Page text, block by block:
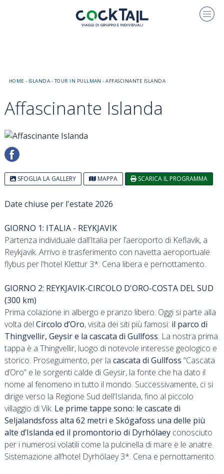
HOME - ISLANDA - TOUR IN PULLMAN -AFFASCINANTE ISLANDA
Affascinante Islanda
SFOGLIA LA GALLERY MAPPA SCARICA IL PROGRAMMA
Date chiuse per l'estate 2026
GIORNO 1: ITALIA - REYKJAVIK
Partenza individuale dall’Italia per l’aeroporto di Keflavik, a
Reykjavik. Arrivo e trasferimento con navetta aeroportuale
flybus per l'hotel Klettur 3*. Cena libera e pernottamento.
GIORNO 2: REYKJAVIK-CIRCOLO D'ORO-COSTA DEL SUD
(300 km)
Prima colazione in albergo e pranzo libero. Oggi si parte alla
volta del Circolo d’Oro, visita dei siti più famosi: il parco di
Thingvellir, Geysir e la cascata di Gullfoss. La nostra prima
tappa è a Thingvellir, luogo di notevole interesse geologico e
storico. Proseguimento, per la cascata di Gullfoss “Cascata
d’Oro” e le sorgenti calde di Geysir, la fonte che ha dato il
nome al fenomeno in tutto il mondo. Successivamente, ci si
dirige verso la Regione Sud dell’Islanda, fino al piccolo
villaggio di Vik. Le prime tappe sono: le cascate di
Seljalandsfoss alta 62 metri e Skógafoss una delle più
alte d’Islanda ed il promontorio di Dyrhólaeyconosciuto
per i numerosi volatili come la pulcinella di mare e le anatre.
Sistemazione all’hotel Dyrhólaey 3*. Cena e pernottamento.